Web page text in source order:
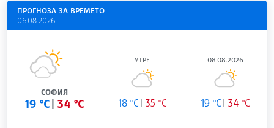
ПРОГНОЗА ЗА ВРЕМЕТО
06.08.2026
СОФИЯ
19 °C 34 °C
УТРЕ
18 °C 35 °C
08.08.2026
19 °C 34 °C